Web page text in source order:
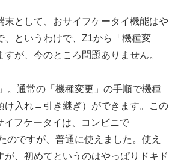
末として、おサイフケータイ機能はや
、というわけで、Z1から「機種変
が、今のところ問題ありません。
。通常の「機種変更」の手順で機種
け入れ→引き継ぎ）ができます。この
イフケータイは、コンビニで
のですが、普通に使えました。使え
が、初めてというのはやっぱりドキド